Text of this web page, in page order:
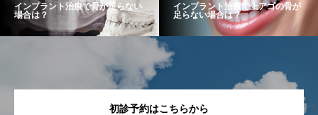
インプラント治療で骨が足らない
場合は？
インプラント治療で上アゴの骨が
足らない場合は？
初診予約はこちらから